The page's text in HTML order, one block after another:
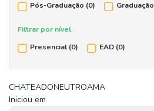
Pós-Graduação (0) Graduação
Filtrar por nível
Presencial (0) EAD (0)
CHATEADONEUTROAMA
Iniciou em